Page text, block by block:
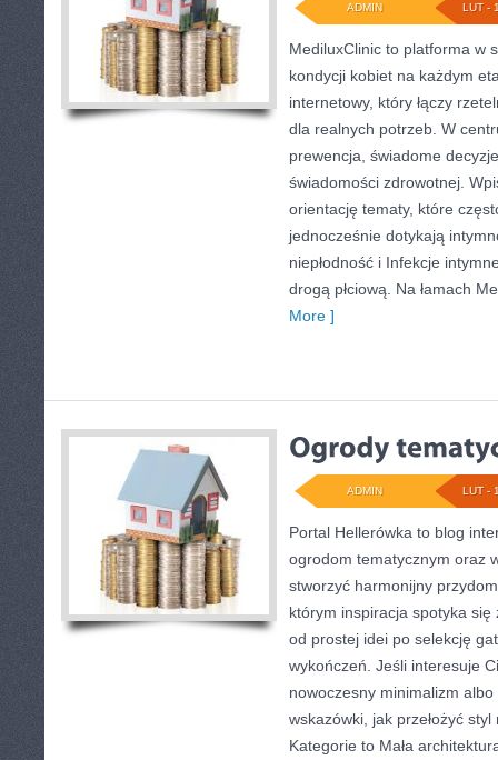
LUT -
ADMIN
MediluxClinic to platforma w
kondycji kobiet na każdym
internetowy, który łączy
dla realnych potrzeb. W
prewencja, świadome
świadomości zdrowotnej.
orientację tematy, które
jednocześnie dotykają
niepłodność i Infekcje
drogą płciową. Na łamach
More ]
LUT -
ADMIN
Portal Hellerówka to blog
ogrodom tematycznym oraz
stworzyć harmonijny
którym inspiracja spotyka się
od prostej idei po selekcję
wykończeń. Jeśli interesuje
nowoczesny minimalizm
wskazówki, jak przełożyć
Kategorie to Mała